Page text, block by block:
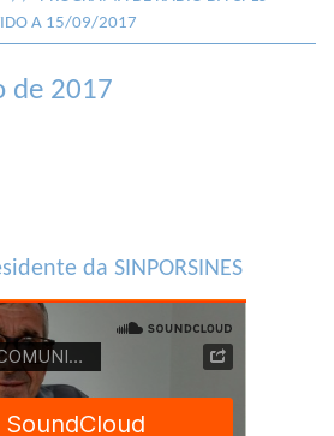
A 15/09/2017
de 2017
da SINPORSINES